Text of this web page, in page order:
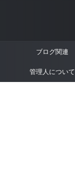
ブログ関連
管理人について